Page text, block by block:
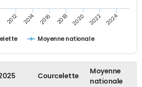
Moyenne nationale
2012 2014 2016 2018 2020 2022 2024
Courcelette
Moyenne
nationale